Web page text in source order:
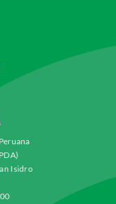
Isidro